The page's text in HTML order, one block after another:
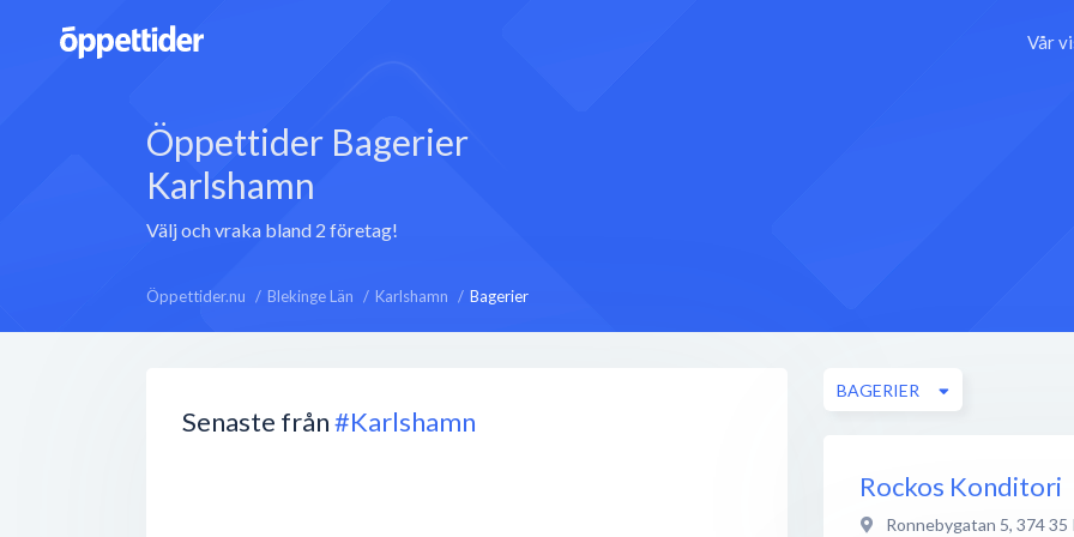
Vår
Öppettider Bagerier
Karlshamn
Välj och vraka bland 2 företag!
Öppettider.nu Blekinge Län Karlshamn Bagerier
Senaste från#Karlshamn
BAGERIER
Rockos Konditori
Ronnebygatan 5, 374 35